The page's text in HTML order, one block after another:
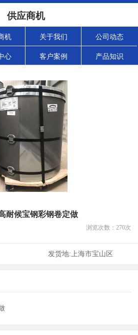
供应商机
机 关于我们 公司动态
心 客户案例 产品知识
耐候宝钢彩钢卷定做
浏览次数： 270次
发货地: 上海市宝山区